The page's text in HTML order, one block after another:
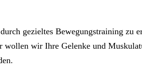
gezieltes Bewegungstraining zu
wollen wir Ihre Gelenke und